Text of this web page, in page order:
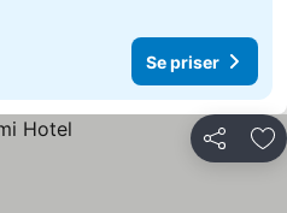
Se priser
Del